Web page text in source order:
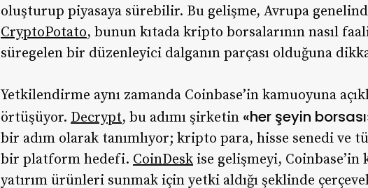
oluşturup piyasaya sürebilir. Bu gelişme, Avrupa
CryptoPotato, bunun kıtada kripto borsalarının nasıl
süregelen bir düzenleyici dalganın parçası olduğuna
Yetkilendirme aynı zamanda Coinbase’in kamuoyuna
örtüşüyor. Decrypt, bu adımı şirketin «her şeyin
bir adım olarak tanımlıyor; kripto para, hisse senedi ve
bir platform hedefi. CoinDesk ise gelişmeyi, Coinbase’in
yatırım ürünleri sunmak için yetki aldığı şeklinde